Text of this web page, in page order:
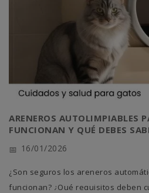
ARENEROS AUTOLIMPIABLES
FUNCIONAN Y QUÉ DEBES
16/01/2026
¿Son seguros los areneros
funcionan? ¿Qué requisitos deben